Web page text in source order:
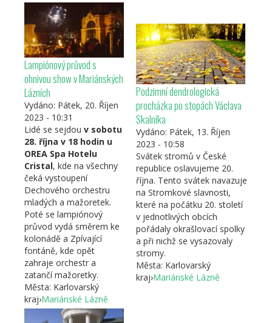
Lampiónový průvod s
ohnivou show v Mariánských
Lázních
Vydáno: Pátek, 20. Říjen
2023 - 10:31
Lidé se sejdou v sobotu
28. října v 18 hodin u
OREA Spa Hotelu
Cristal, kde na všechny
čeká vystoupení
Dechového orchestru
mladých a mažoretek.
Poté se lampiónový
průvod vydá směrem ke
kolonádě a Zpívající
fontáně, kde opět
zahraje orchestr a
zatančí mažoretky.
Města: Karlovarský
kraj›Mariánské Lázně
Podzimní dendrologická
procházka po stopách Václava
Skalníka
Vydáno: Pátek, 13. Říjen
2023 - 10:58
Svátek stromů v České
republice oslavujeme 20.
října. Tento svátek navazuje
na Stromkové slavnosti,
které na počátku 20. století
v jednotlivých obcích
pořádaly okrašlovací spolky
a při nichž se vysazovaly
stromy.
Města: Karlovarský
kraj›Mariánské Lázně